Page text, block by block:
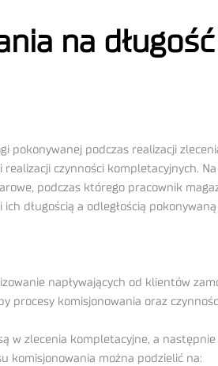
na
podczas realizacji
czynności kompletacyjnych.
podczas którego pracownik
długością a odległością
napływających od klientów
komisjonowania oraz
w zlecenia kompletacyjne, a
komisjonowania można podzielić na: